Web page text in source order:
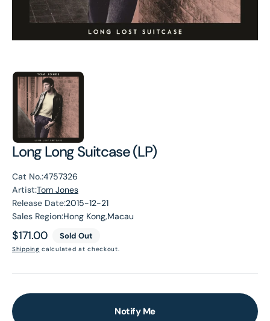
Long Long Suitcase (LP)
Cat No.:4757326
Artist:Tom Jones
Release Date:2015-12-21
Sales Region:Hong Kong,Macau
Regular
price
$171.00 Sold Out
Shipping calculated at checkout.
Notify Me